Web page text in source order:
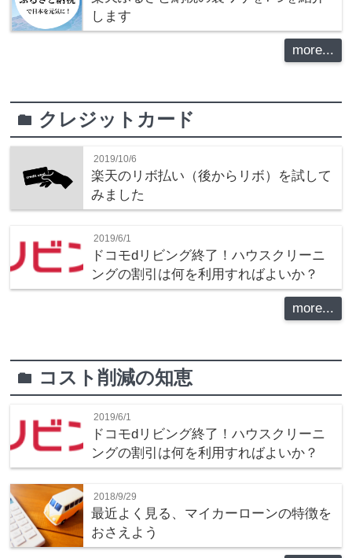
します
more...
folder クレジットカード
2019/10/6
楽天のリボ払い（後からリボ）を試して
みました
2019/6/1
ドコモdリビング終了！ハウスクリーニ
ングの割引は何を利用すればよいか？
more...
folder コスト削減の知恵
2019/6/1
ドコモdリビング終了！ハウスクリーニ
ングの割引は何を利用すればよいか？
2018/9/29
最近よく見る、マイカーローンの特徴を
おさえよう